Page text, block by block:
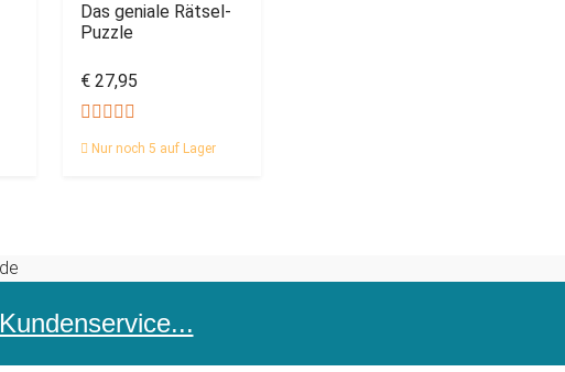
Das geniale Rätsel-
Puzzle
€ 27,95
Nur noch 5 auf Lager
Kundenservice...